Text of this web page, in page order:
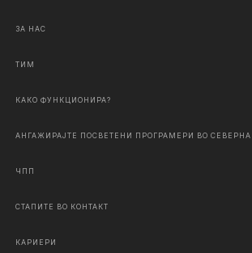
ЗА НАС
ТИМ
КАКО ФУНКЦИОНИРА?
АНГАЖИРАЈТЕ ПОСВЕТЕНИ ПРОГРАМЕРИ ВО
ЧПП
СТАПИТЕ ВО КОНТАКТ
КАРИЕРИ